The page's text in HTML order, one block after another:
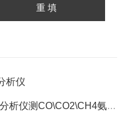
析仪
仪测CO\CO2\CH4氨分解率